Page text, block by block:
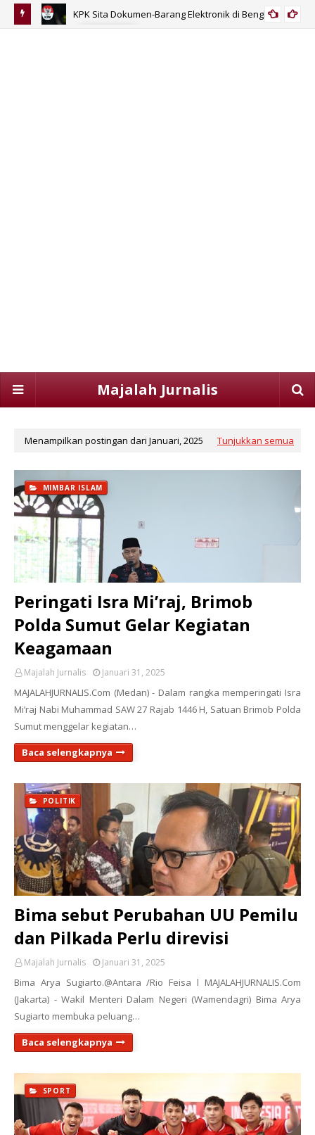
KPK Sita Dokumen-Barang Elektronik di Bengkulu
Majalah Jurnalis
Menampilkan postingan dari Januari, 2025 Tunjukkan semua
MIMBAR ISLAM
Peringati Isra Mi’raj, Brimob
Polda Sumut Gelar Kegiatan
Keagamaan
Majalah Jurnalis Januari 31, 2025
MAJALAHJURNALIS.Com (Medan) - Dalam rangka memperingati Isra
Mi’raj Nabi Muhammad SAW 27 Rajab 1446 H, Satuan Brimob Polda
Sumut menggelar kegiatan…
Baca selengkapnya
POLITIK
Bima sebut Perubahan UU Pemilu
dan Pilkada Perlu direvisi
Majalah Jurnalis Januari 31, 2025
Bima Arya Sugiarto.@Antara /Rio Feisa l MAJALAHJURNALIS.Com
(Jakarta) - Wakil Menteri Dalam Negeri (Wamendagri) Bima Arya
Sugiarto membuka peluang…
Baca selengkapnya
SPORT